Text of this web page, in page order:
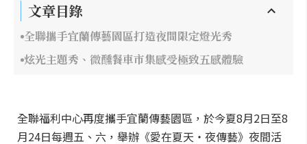
文章目錄
全聯攜手宜蘭傳藝園區打造夜間限定燈光秀
炫光主題秀、微醺餐車市集感受極致五感體驗
全聯福利中心再度攜手宜蘭傳藝園區，於今夏8月2日至8
月24日每週五、六，舉辦《愛在夏天・夜傳藝》夜間活